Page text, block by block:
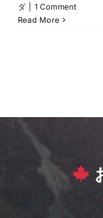
ダ
1 Comment
Read More